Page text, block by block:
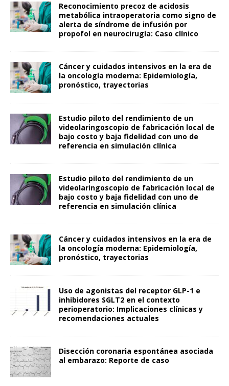
Reconocimiento precoz de acidosis
metabólica intraoperatoria como signo de
alerta de síndrome de infusión por
propofol en neurocirugía: Caso clínico
Cáncer y cuidados intensivos en la era de
la oncología moderna: Epidemiología,
pronóstico, trayectorias
Estudio piloto del rendimiento de un
videolaringoscopio de fabricación local de
bajo costo y baja fidelidad con uno de
referencia en simulación clínica
Estudio piloto del rendimiento de un
videolaringoscopio de fabricación local de
bajo costo y baja fidelidad con uno de
referencia en simulación clínica
Cáncer y cuidados intensivos en la era de
la oncología moderna: Epidemiología,
pronóstico, trayectorias
Uso de agonistas del receptor GLP-1 e
inhibidores SGLT2 en el contexto
perioperatorio: Implicaciones clínicas y
recomendaciones actuales
Disección coronaria espontánea asociada
al embarazo: Reporte de caso